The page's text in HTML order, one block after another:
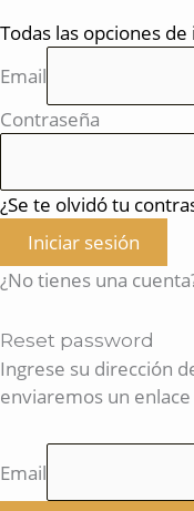
Todas las opciones
Email
Contraseña
¿Se te olvidó tu
Iniciar sesión
¿No tienes una
Reset password
Ingrese su dirección
enviaremos un
Email